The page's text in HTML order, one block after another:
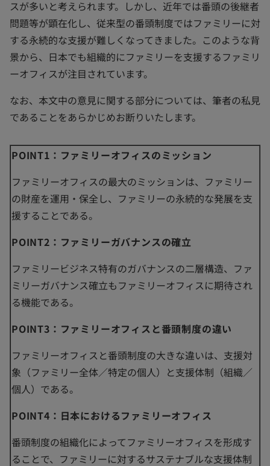
スが多いと考えられます。しかし、近年では番頭の後継者
問題等が顕在化し、従来型の番頭制度ではファミリーに対
する永続的な支援が難しくなってきました。このような背
景から、日本でも組織的にファミリーを支援するファミリ
ーオフィスが注目されています。
なお、本文中の意見に関する部分については、筆者の私見
であることをあらかじめお断りいたします。
POINT1：ファミリーオフィスのミッション
ファミリーオフィスの最大のミッションは、ファミリー
の財産を運用・保全し、ファミリーの永続的な発展を支
援することである。
POINT2：ファミリーガバナンスの確立
ファミリービジネス特有のガバナンスの二層構造、ファ
ミリーガバナンス確立もファミリーオフィスに期待され
る機能である。
POINT3：ファミリーオフィスと番頭制度の違い
ファミリーオフィスと番頭制度の大きな違いは、支援対
象（ファミリー全体／特定の個人）と支援体制（組織／
個人）である。
POINT4：日本におけるファミリーオフィス
番頭制度の組織化によってファミリーオフィスを形成す
ることで、ファミリーに対するサステナブルな支援体制